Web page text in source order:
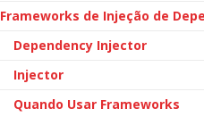
Frameworks de Injeção de
Dependency Injector
Injector
Quando Usar Frameworks